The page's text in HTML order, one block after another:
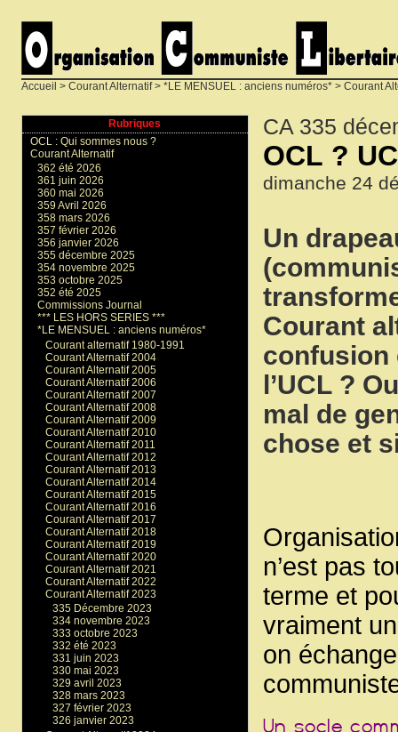
Accueil > Courant Alternatif> *LE MENSUEL : anciens numéros* > Courant
CA 335
OCL ?
dimanche 24
Un
Courant
confusion
l’UCL ?
mal de
chose et
n’est pas
terme et
vraiment
on
Rubriques
OCL : Qui sommes nous ?
Courant Alternatif
362 été 2026
361 juin 2026
360 mai 2026
359 Avril 2026
358 mars 2026
357 février 2026
356 janvier 2026
355 décembre 2025
354 novembre 2025
353 octobre 2025
352 été 2025
Commissions Journal
*** LES HORS SERIES ***
*LE MENSUEL : anciens numéros*
Courant alternatif 1980-1991
Courant Alternatif 2004
Courant Alternatif 2005
Courant Alternatif 2006
Courant Alternatif 2007
Courant Alternatif 2008
Courant Alternatif 2009
Courant Alternatif 2010
Courant Alternatif 2011
Courant Alternatif 2012
Courant Alternatif 2013
Courant Alternatif 2014
Courant Alternatif 2015
Courant Alternatif 2016
Courant Alternatif 2017
Courant Alternatif 2018
Courant Alternatif 2019
Courant Alternatif 2020
Courant Alternatif 2021
Courant Alternatif 2022
Courant Alternatif 2023
335 Décembre 2023
334 novembre 2023
333 octobre 2023
332 été 2023
331 juin 2023
330 mai 2023
329 avril 2023
328 mars 2023
327 février 2023
326 janvier 2023